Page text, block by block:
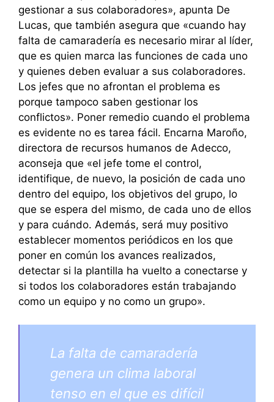
gestionar a sus colaboradores», apunta De
Lucas, que también asegura que «cuando hay
falta de camaradería es necesario mirar al líder,
que es quien marca las funciones de cada uno
y quienes deben evaluar a sus colaboradores.
Los jefes que no afrontan el problema es
porque tampoco saben gestionar los
conflictos». Poner remedio cuando el problema
es evidente no es tarea fácil. Encarna Maroño,
directora de recursos humanos de Adecco,
aconseja que «el jefe tome el control,
identifique, de nuevo, la posición de cada uno
dentro del equipo, los objetivos del grupo, lo
que se espera del mismo, de cada uno de ellos
y para cuándo. Además, será muy positivo
establecer momentos periódicos en los que
poner en común los avances realizados,
detectar si la plantilla ha vuelto a conectarse y
si todos los colaboradores están trabajando
como un equipo y no como un grupo».
La falta de camaradería
genera un clima laboral
tenso en el que es difícil